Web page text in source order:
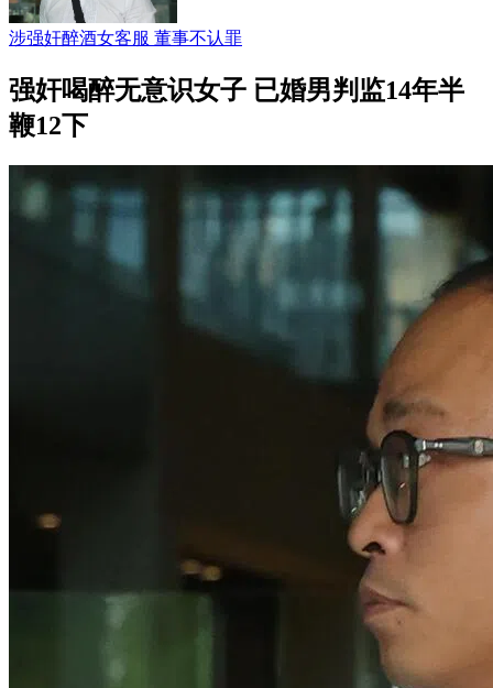
涉强奸醉酒女客服 董事不认罪
强奸喝醉无意识女子 已婚男判监14年半
鞭12下